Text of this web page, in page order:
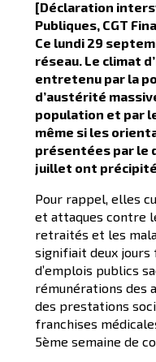
[Déclaration
Publiques, CGT
Ce lundi 29
réseau. Le climat
entretenu par la
d’austérité
population et par
même si les
présentées par le
juillet ont
Pour rappel, elles
et attaques contre
retraités et les
signifiait deux
d’emplois publics
rémunérations des
des prestations
franchises
5ème semaine de